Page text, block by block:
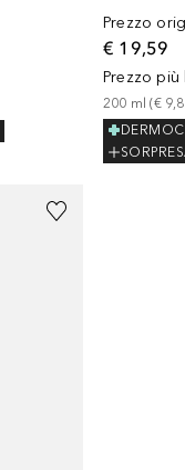
Prezzo
€ 19,59
Prezzo più
200 ml (€